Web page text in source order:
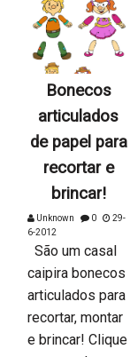
Bonecos
articulados
de papel para
recortar e
brincar!
Unknown 0
29-
6-2012
São um casal
caipira bonecos
articulados para
recortar, montar
e brincar! Clique